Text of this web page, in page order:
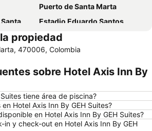
Puerto de Santa Marta
Marta
Estadio Eduardo Santos
Casa de la Aduana
propiedad
470006, Colombia
sobre Hotel Axis Inn By
tiene área de piscina?
Hotel Axis Inn By GEH Suites?
en Hotel Axis Inn By GEH Suites?
in y check-out en Hotel Axis Inn By GEH